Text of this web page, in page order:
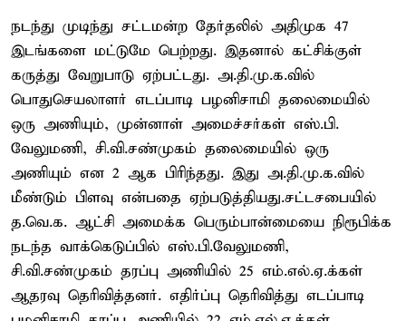
நடந்து முடிந்து சட்டமன்ற தேர்தலில் அதிமுக 47
இடங்களை மட்டுமே பெற்றது. இதனால் கட்சிக்குள்
கருத்து வேறுபாடு ஏற்பட்டது. அ.தி.மு.க.வில்
பொதுசெயலாளர் எடப்பாடி பழனிசாமி தலைமையில்
ஒரு அணியும், முன்னாள் அமைச்சர்கள் எஸ்.பி.
வேலுமணி, சி.வி.சண்முகம் தலைமையில் ஒரு
அணியும் என 2 ஆக பிரிந்தது. இது அ.தி.மு.க.வில்
மீண்டும் பிளவு என்பதை ஏற்படுத்தியது.சட்டசபையில்
த.வெ.க. ஆட்சி அமைக்க பெரும்பான்மையை நிரூபிக்க
நடந்த வாக்கெடுப்பில் எஸ்.பி.வேலுமணி,
சி.வி.சண்முகம் தரப்பு அணியில் 25 எம்.எல்.ஏ.க்கள்
ஆதரவு தெரிவித்தனர். எதிர்ப்பு தெரிவித்து எடப்பாடி